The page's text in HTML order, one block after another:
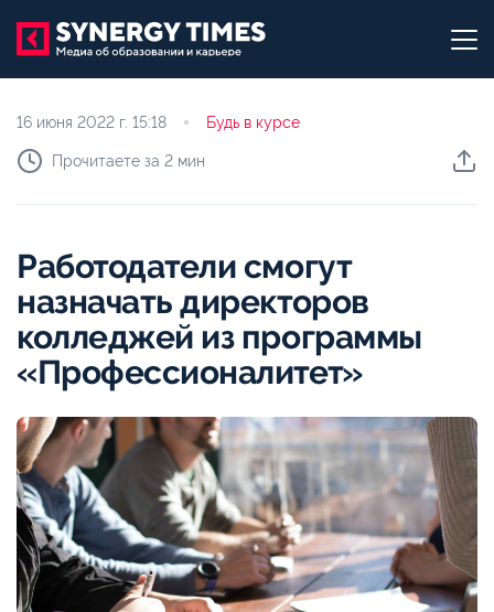
16 июня 2022 г. 15:18 Будь в курсе
Прочитаете за 2 мин
Работодатели смогут
назначать директоров
колледжей из программы
«Профессионалитет»